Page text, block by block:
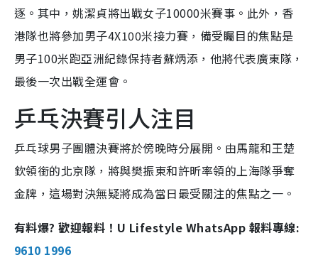
逐。其中，姚潔貞將出戰女子10000米賽事。此外，香
港隊也將參加男子4X100米接力賽，備受矚目的焦點是
男子100米跑亞洲紀錄保持者蘇炳添，他將代表廣東隊，
最後一次出戰全運會。
乒乓決賽引人注目
乒乓球男子團體決賽將於傍晚時分展開。由馬龍和王楚
欽領銜的北京隊，將與樊振東和許昕率領的上海隊爭奪
金牌，這場對決無疑將成為當日最受關注的焦點之一。
有料爆? 歡迎報料！U Lifestyle WhatsApp 報料專線:
9610 1996